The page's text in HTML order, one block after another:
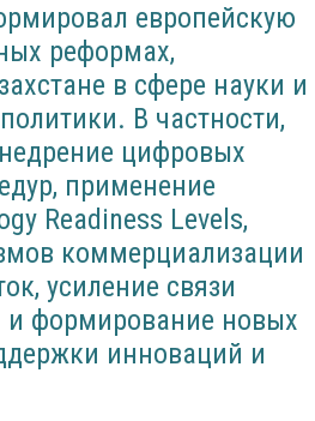
европейскую
реформах,
в сфере науки и
В частности,
цифровых
применение
Readiness Levels,
коммерциализации
усиление связи
и формирование новых
инноваций и